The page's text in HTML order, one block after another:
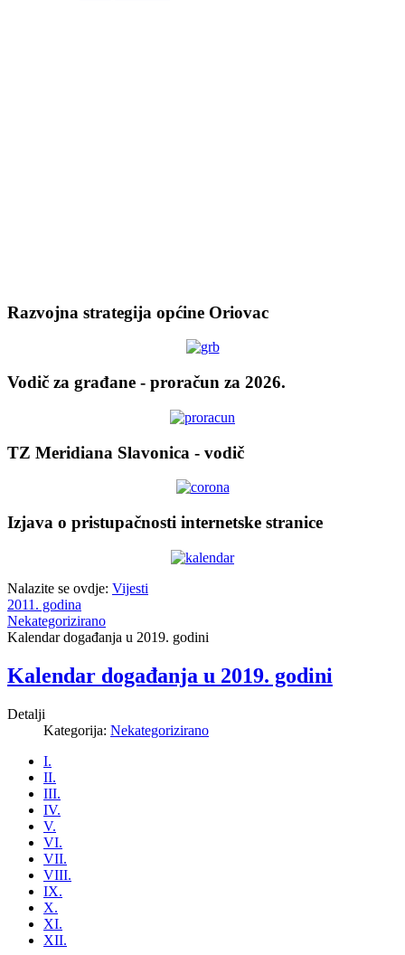
Razvojna strategija općine Oriovac
Vodič za građane - proračun za 2026.
TZ Meridiana Slavonica - vodič
Izjava o pristupačnosti internetske stranice
Nalazite se ovdje: Vijesti
2011. godina
Nekategorizirano
Kalendar događanja u 2019. godini
Kalendar događanja u 2019. godini
Detalji
Kategorija: Nekategorizirano
I.
II.
III.
IV.
V.
VI.
VII.
VIII.
IX.
X.
XI.
XII.